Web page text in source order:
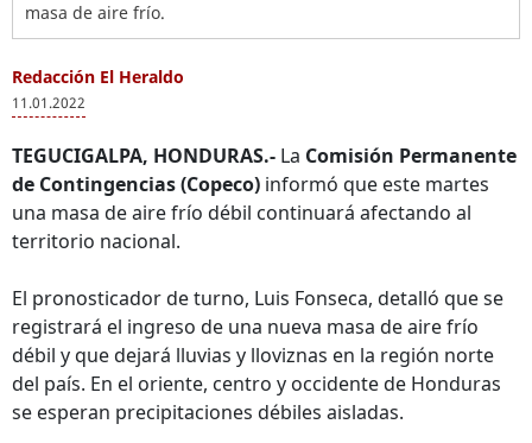
masa de aire frío.
Redacción El Heraldo
11.01.2022
TEGUCIGALPA, HONDURAS.- La Comisión Permanente
de Contingencias (Copeco) informó que este martes
una masa de aire frío débil continuará afectando al
territorio nacional.
El pronosticador de turno, Luis Fonseca, detalló que se
registrará el ingreso de una nueva masa de aire frío
débil y que dejará lluvias y lloviznas en la región norte
del país. En el oriente, centro y occidente de Honduras
se esperan precipitaciones débiles aisladas.